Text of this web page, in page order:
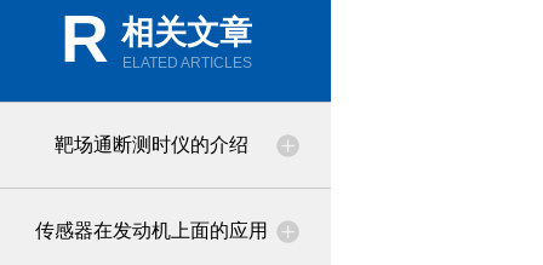
R 相关文章
ELATED ARTICLES
靶场通断测时仪的介绍
传感器在发动机上面的应用